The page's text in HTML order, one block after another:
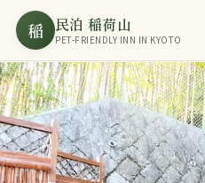
稲 民泊 稲荷山
PET-FRIENDLY INN IN KYOTO